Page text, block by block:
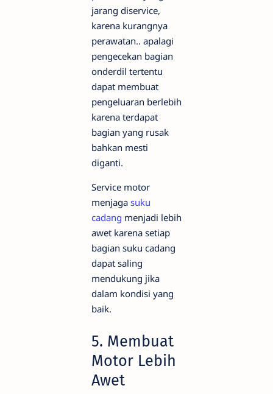
jarang diservice,
karena kurangnya
perawatan.. apalagi
pengecekan bagian
onderdil tertentu
dapat membuat
pengeluaran berlebih
karena terdapat
bagian yang rusak
bahkan mesti
diganti.
Service motor
menjaga suku
cadang menjadi lebih
awet karena setiap
bagian suku cadang
dapat saling
mendukung jika
dalam kondisi yang
baik.
5. Membuat
Motor Lebih
Awet